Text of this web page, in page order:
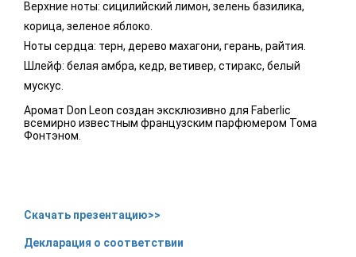
Верхние ноты: сицилийский лимон, зелень базилика,
корица, зеленое яблоко.
Ноты сердца: терн, дерево махагони, герань, райтия.
Шлейф: белая амбра, кедр, ветивер, стиракс, белый
мускус.
Аромат Don Leon создан эксклюзивно для Faberlic
всемирно известным французским парфюмером Тома
Фонтэном.
Скачать презентацию>>
Декларация о соответствии